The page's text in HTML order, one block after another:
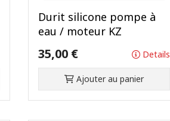
Durit silicone pompe à
eau / moteur KZ
35,00 € Details
Ajouter au panier